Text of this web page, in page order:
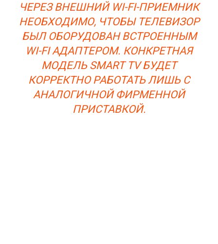
ЧЕРЕЗ ВНЕШНИЙ WI-FI-ПРИЕМНИК
НЕОБХОДИМО, ЧТОБЫ ТЕЛЕВИЗОР
БЫЛ ОБОРУДОВАН ВСТРОЕННЫМ
WI-FI АДАПТЕРОМ. КОНКРЕТНАЯ
МОДЕЛЬ SMART TV БУДЕТ
КОРРЕКТНО РАБОТАТЬ ЛИШЬ С
АНАЛОГИЧНОЙ ФИРМЕННОЙ
ПРИСТАВКОЙ.